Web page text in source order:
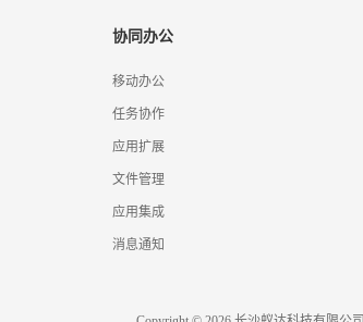
协同办公
移动办公
任务协作
应用扩展
文件管理
应用集成
消息通知